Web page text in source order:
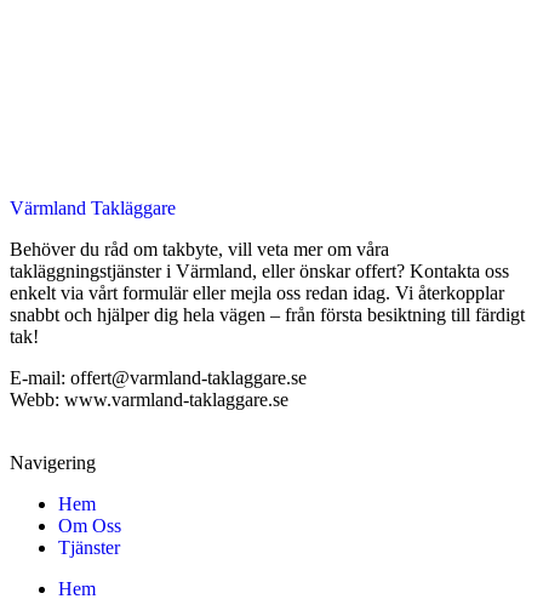
Värmland Takläggare
Behöver du råd om takbyte, vill veta mer om våra
takläggningstjänster i Värmland, eller önskar offert? Kontakta oss
enkelt via vårt formulär eller mejla oss redan idag. Vi återkopplar
snabbt och hjälper dig hela vägen – från första besiktning till färdigt
tak!
E-mail: offert@varmland-taklaggare.se
Webb: www.varmland-taklaggare.se
Navigering
Hem
Om Oss
Tjänster
Hem